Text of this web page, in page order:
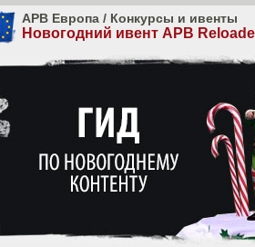
APB Европа / Конкурсы и ивенты
Новогодний ивент APB